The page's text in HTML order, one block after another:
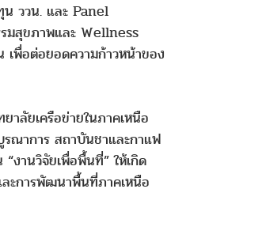
ววน. และ Panel
มสุขภาพและ Wellness
พื่อต่อยอดความก้าวหน้าของ
าลัยเครือข่ายในภาคเหนือ
ณาการ สถาบันชาและกาแฟ
งานวิจัยเพื่อพื้นที่” ให้เกิด
ละการพัฒนาพื้นที่ภาคเหนือ